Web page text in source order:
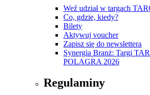
Weź udział w targach
Co, gdzie, kiedy?
Bilety
Aktywuj voucher
Zapisz się do newslettera
Synergia Branż: Targi
POLAGRA 2026
Regulaminy